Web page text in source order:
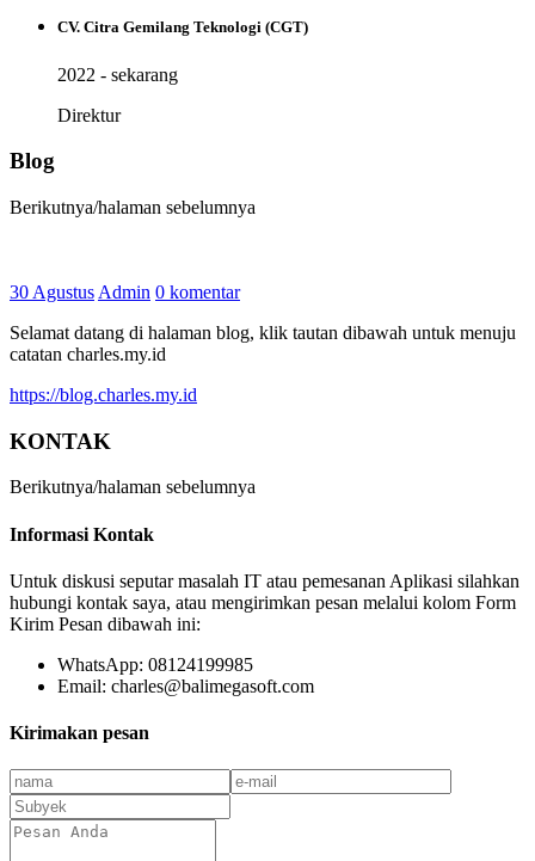
CV. Citra Gemilang Teknologi (CGT)
2022 - sekarang
Direktur
Blog
Berikutnya/halaman sebelumnya
30 Agustus Admin 0 komentar
Selamat datang di halaman blog, klik tautan dibawah untuk menuju
catatan charles.my.id
https://blog.charles.my.id
KONTAK
Berikutnya/halaman sebelumnya
Informasi Kontak
Untuk diskusi seputar masalah IT atau pemesanan Aplikasi silahkan
hubungi kontak saya, atau mengirimkan pesan melalui kolom Form
Kirim Pesan dibawah ini:
WhatsApp: 08124199985
Email: charles@balimegasoft.com
Kirimakan pesan